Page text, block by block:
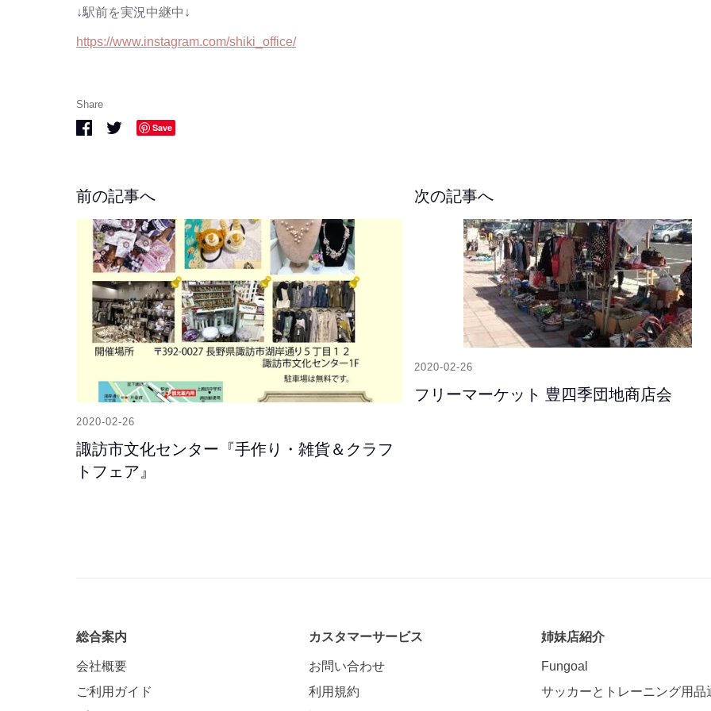
↓駅前を実況中継中↓
https://www.instagram.com/shiki_office/
Share
ShareShareSave
前の記事へ
2020-02-26
諏訪市文化センター『手作り・雑貨＆クラフ
トフェア』
次の記事へ
2020-02-26
フリーマーケット 豊四季団地商店会
総合案内
会社概要
ご利用ガイド
カスタマーサービス
お問い合わせ
利用規約
姉妹店紹介
Fungoal
サッカーとトレーニング用品